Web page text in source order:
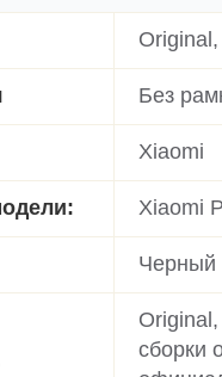
Без
Xiaomi
Xiaomi
Черный
сборки